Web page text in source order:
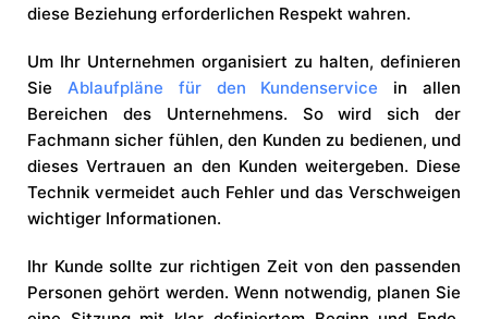
diese Beziehung erforderlichen Respekt wahren.
Um Ihr Unternehmen organisiert zu halten, definieren
Sie Ablaufpläne für den Kundenservice in allen
Bereichen des Unternehmens. So wird sich der
Fachmann sicher fühlen, den Kunden zu bedienen, und
dieses Vertrauen an den Kunden weitergeben. Diese
Technik vermeidet auch Fehler und das Verschweigen
wichtiger Informationen.
Ihr Kunde sollte zur richtigen Zeit von den passenden
Personen gehört werden. Wenn notwendig, planen Sie